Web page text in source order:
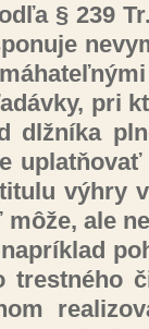
§ 239
pri
dl­žní­ka
vý­hry
ale
tres­tné­ho